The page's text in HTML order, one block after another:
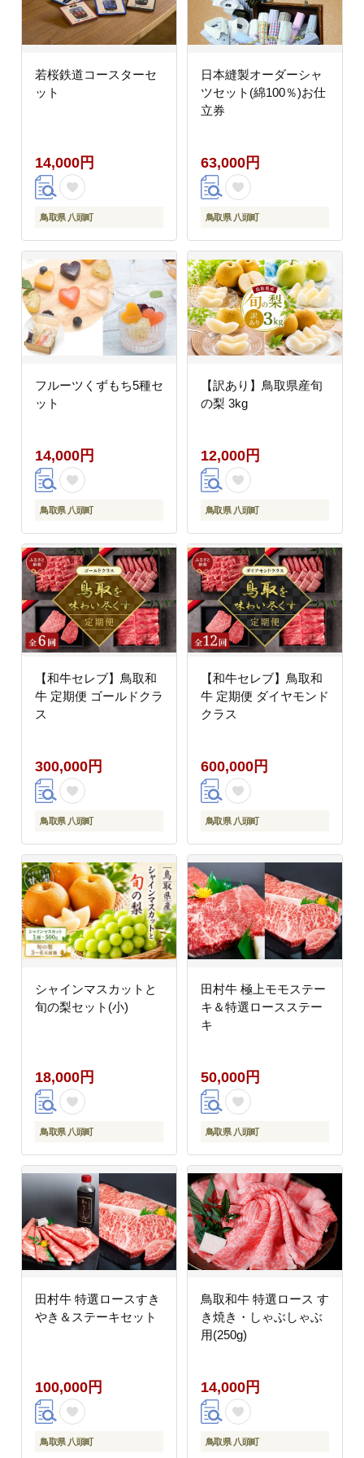
若桜鉄道コースターセ
ット
14,000円
鳥取県 八頭町
日本縫製オーダーシャ
ツセット(綿100％)お仕
立券
63,000円
鳥取県 八頭町
フルーツくずもち5種セ
ット
14,000円
鳥取県 八頭町
【訳あり】鳥取県産旬
の梨 3kg
12,000円
鳥取県 八頭町
【和牛セレブ】鳥取和
牛 定期便 ゴールドクラ
ス
300,000円
鳥取県 八頭町
【和牛セレブ】鳥取和
牛 定期便 ダイヤモンド
クラス
600,000円
鳥取県 八頭町
シャインマスカットと
旬の梨セット(小)
18,000円
鳥取県 八頭町
田村牛 極上モモステー
キ＆特選ロースステー
キ
50,000円
鳥取県 八頭町
田村牛 特選ロースすき
やき＆ステーキセット
100,000円
鳥取県 八頭町
鳥取和牛 特選ロース す
き焼き・しゃぶしゃぶ
用(250g)
14,000円
鳥取県 八頭町